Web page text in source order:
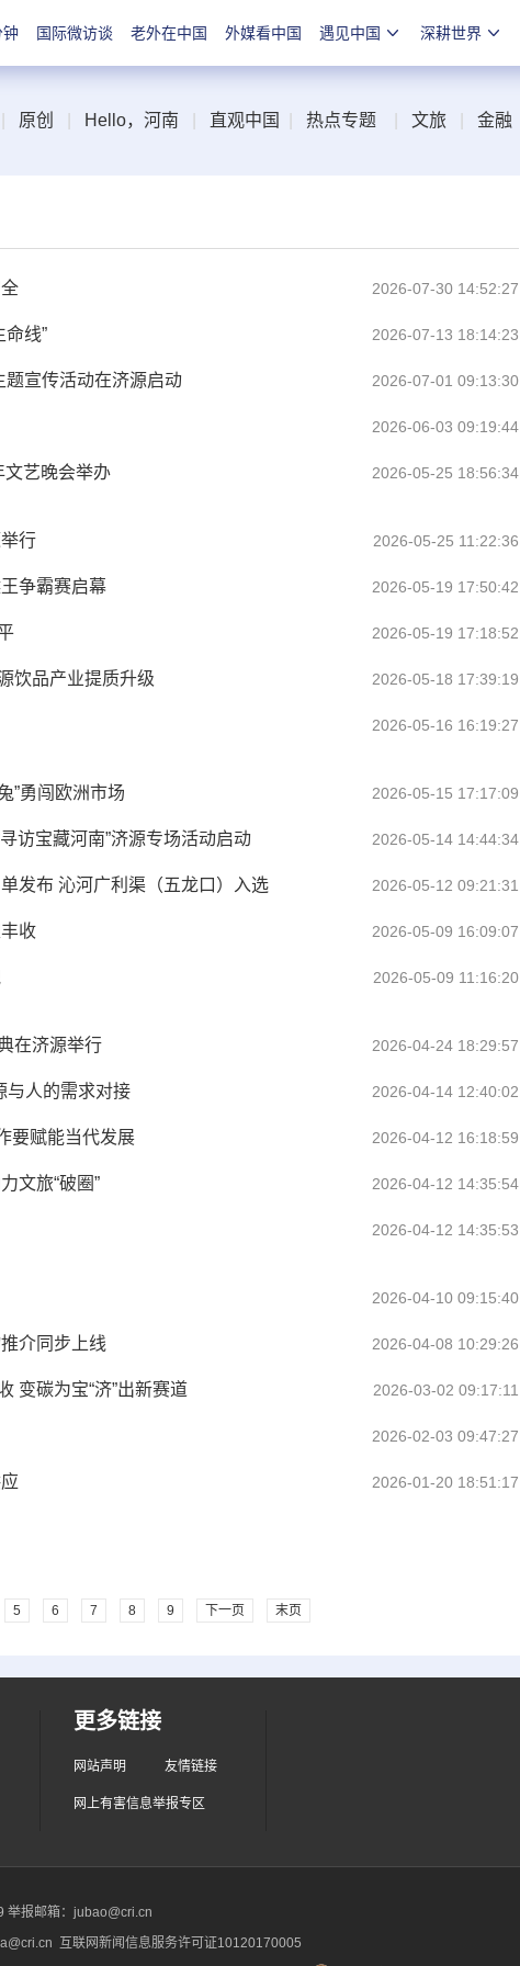
钟 国际微访谈 老外在中国 外媒看中国 遇见中国 深耕世界
原创 Hello，河南 直观中国 热点专题 文旅 金融
2026-07-30 14:52:27
线” 2026-07-13 18:14:23
题宣传活动在济源启动 2026-07-01 09:13:30
2026-06-03 09:19:44
文艺晚会举办 2026-05-25 18:56:34
行 2026-05-25 11:22:36
争霸赛启幕 2026-05-19 17:50:42
2026-05-19 17:18:52
饮品产业提质升级 2026-05-18 17:39:19
2026-05-16 16:19:27
”勇闯欧洲市场 2026-05-15 17:17:09
访宝藏河南”济源专场活动启动 2026-05-14 14:44:34
发布 沁河广利渠（五龙口）入选 2026-05-12 09:21:31
收 2026-05-09 16:09:07
2026-05-09 11:16:20
在济源举行 2026-04-24 18:29:57
与人的需求对接 2026-04-14 12:40:02
要赋能当代发展 2026-04-12 16:18:59
文旅“破圈” 2026-04-12 14:35:54
2026-04-12 14:35:53
2026-04-10 09:15:40
介同步上线 2026-04-08 10:29:26
变碳为宝“济”出新赛道 2026-03-02 09:17:11
2026-02-03 09:47:27
2026-01-20 18:51:17
5 6 7 8 9 下一页 末页
更多链接
网站声明 友情链接
网上有害信息举报专区
举报邮箱：jubao@cri.cn
互联网新闻信息服务许可证10120170005